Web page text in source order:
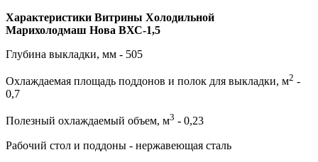
Характеристики Витрины Холодильной
Марихолодмаш Нова ВХС-1,5
Глубина выкладки, мм - 505
Охлаждаемая площадь поддонов и полок для выкладки, м2 -
0,7
Полезный охлаждаемый объем, м3 - 0,23
Рабочий стол и поддоны - нержавеющая сталь